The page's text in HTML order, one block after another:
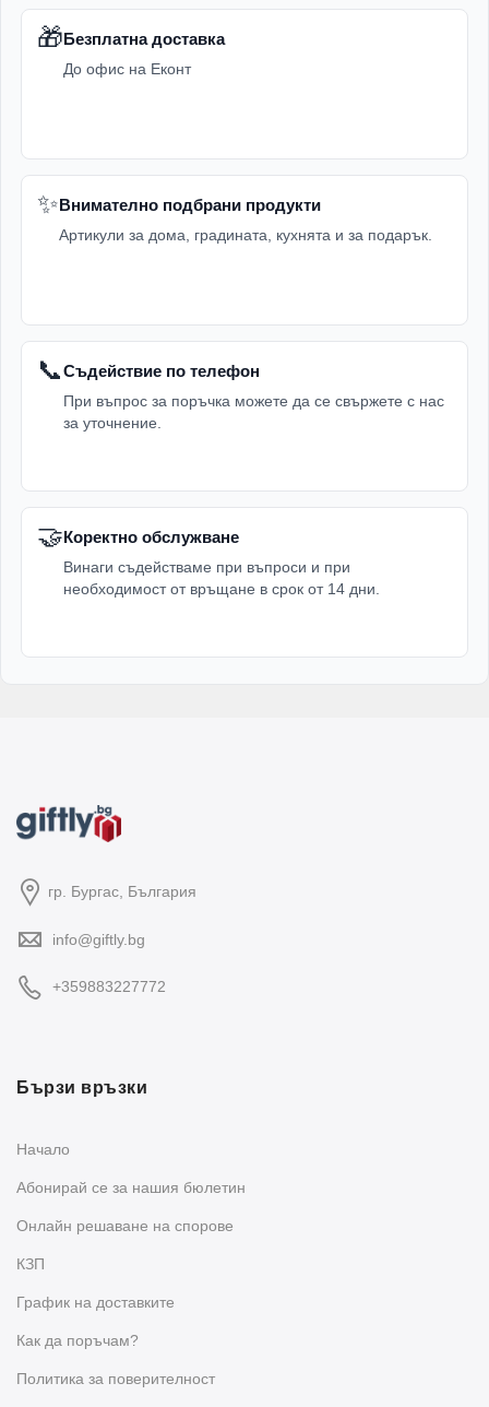
🎁Безплатна доставка
До офис на Еконт
✨Внимателно подбрани продукти
Артикули за дома, градината, кухнята и за подарък.
📞Съдействие по телефон
При въпрос за поръчка можете да се свържете с нас
за уточнение.
🤝Коректно обслужване
Винаги съдействаме при въпроси и при
необходимост от връщане в срок от 14 дни.
гр. Бургас, България
info@giftly.bg
+359883227772
Бързи връзки
Начало
Абонирай се за нашия бюлетин
Oнлайн решаване на спорове
КЗП
График на доставките
Как да поръчам?
Политика за поверителност